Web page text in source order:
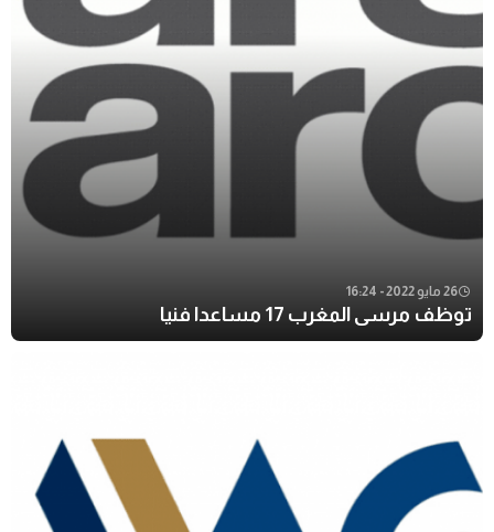
26 مايو 2022 - 16:24
توظف مرسى المغرب 17 مساعدا فنيا